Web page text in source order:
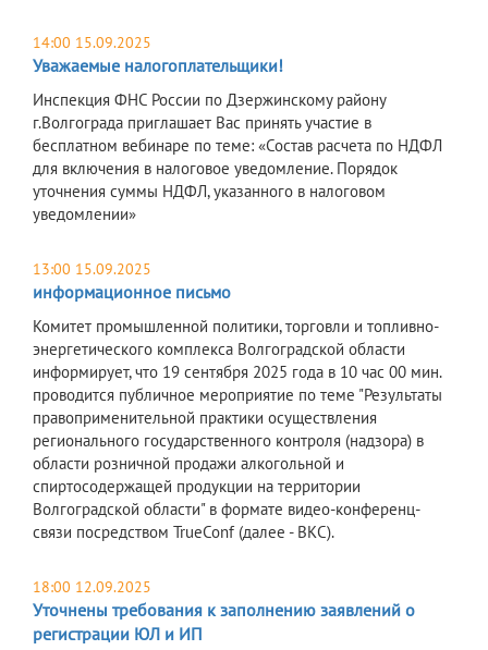
14:00 15.09.2025
Уважаемые налогоплательщики!
Инспекция ФНС России по Дзержинскому району
г.Волгограда приглашает Вас принять участие в
бесплатном вебинаре по теме: «Состав расчета по НДФЛ
для включения в налоговое уведомление. Порядок
уточнения суммы НДФЛ, указанного в налоговом
уведомлении»
13:00 15.09.2025
информационное письмо
Комитет промышленной политики, торговли и топливно-
энергетического комплекса Волгоградской области
информирует, что 19 сентября 2025 года в 10 час 00 мин.
проводится публичное мероприятие по теме "Результаты
правоприменительной практики осуществления
регионального государственного контроля (надзора) в
области розничной продажи алкогольной и
спиртосодержащей продукции на территории
Волгоградской области" в формате видео-конференц-
связи посредством TrueConf (далее - ВКС).
18:00 12.09.2025
Уточнены требования к заполнению заявлений о
регистрации ЮЛ и ИП